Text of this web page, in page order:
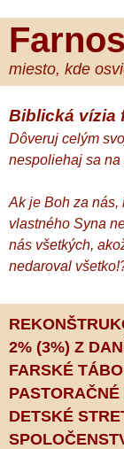
miesto, kde
Biblická vízia
Dôveruj celým
nespoliehaj sa na
Ak je Boh za nás,
vlastného Syna
nás všetkých,
nedaroval
2% (3%) Z
FARSKÉ
PASTORAČNÉ
DETSKÉ